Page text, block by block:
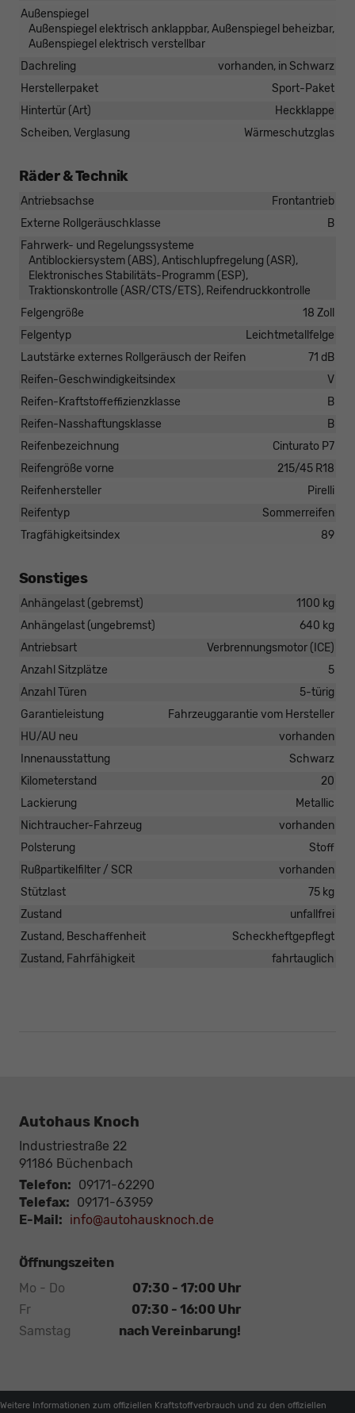
Außenspiegel
Außenspiegel elektrisch anklappbar, Außenspiegel beheizbar,
Außenspiegel elektrisch verstellbar
Dachreling
vorhanden, in Schwarz
Herstellerpaket
Sport-Paket
Hintertür (Art)
Heckklappe
Scheiben, Verglasung
Wärmeschutzglas
Räder & Technik
Antriebsachse
Frontantrieb
Externe Rollgeräuschklasse
B
Fahrwerk- und Regelungssysteme
Antiblockiersystem (ABS), Antischlupfregelung (ASR),
Elektronisches Stabilitäts-Programm (ESP),
Traktionskontrolle (ASR/CTS/ETS), Reifendruckkontrolle
Felgengröße
18 Zoll
Felgentyp
Leichtmetallfelge
Lautstärke externes Rollgeräusch der Reifen
71 dB
Reifen-Geschwindigkeitsindex
V
Reifen-Kraftstoffeffizienzklasse
B
Reifen-Nasshaftungsklasse
B
Reifenbezeichnung
Cinturato P7
Reifengröße vorne
215/45 R18
Reifenhersteller
Pirelli
Reifentyp
Sommerreifen
Tragfähigkeitsindex
89
Sonstiges
Anhängelast (gebremst)
1100 kg
Anhängelast (ungebremst)
640 kg
Antriebsart
Verbrennungsmotor (ICE)
Anzahl Sitzplätze
5
Anzahl Türen
5-türig
Garantieleistung
Fahrzeuggarantie vom Hersteller
HU/AU neu
vorhanden
Innenausstattung
Schwarz
Kilometerstand
20
Lackierung
Metallic
Nichtraucher-Fahrzeug
vorhanden
Polsterung
Stoff
Rußpartikelfilter / SCR
vorhanden
Stützlast
75 kg
Zustand
unfallfrei
Zustand, Beschaffenheit
Scheckheftgepflegt
Zustand, Fahrfähigkeit
fahrtauglich
Autohaus Knoch
Industriestraße 22
91186 Büchenbach
Telefon: 09171-62290
Telefax: 09171-63959
E-Mail: info@autohausknoch.de
Öffnungszeiten
Mo - Do
07:30 - 17:00 Uhr
Fr
07:30 - 16:00 Uhr
Samstag
nach Vereinbarung!
Weitere Informationen zum offiziellen Kraftstoffverbrauch und zu den offiziellen